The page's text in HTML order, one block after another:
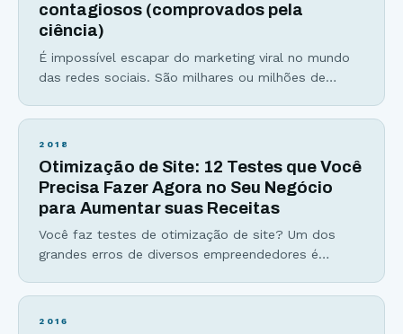
contagiosos (comprovados pela
ciência)
É impossível escapar do marketing viral no mundo
das redes sociais. São milhares ou milhões de
único conteúdo. Números que surpreendem e
entender por que um conteúdo viralizou, entretanto
com um pouco de atenção conseguimos perceber
algumas características universais
2018
Otimização de Site: 12 Testes que Você
Precisa Fazer Agora no Seu Negócio
para Aumentar suas Receitas
Você faz testes de otimização de site? Um dos
grandes erros de diversos empreendedores é
tipos de páginas, design e copy serão eficientes. A
2016